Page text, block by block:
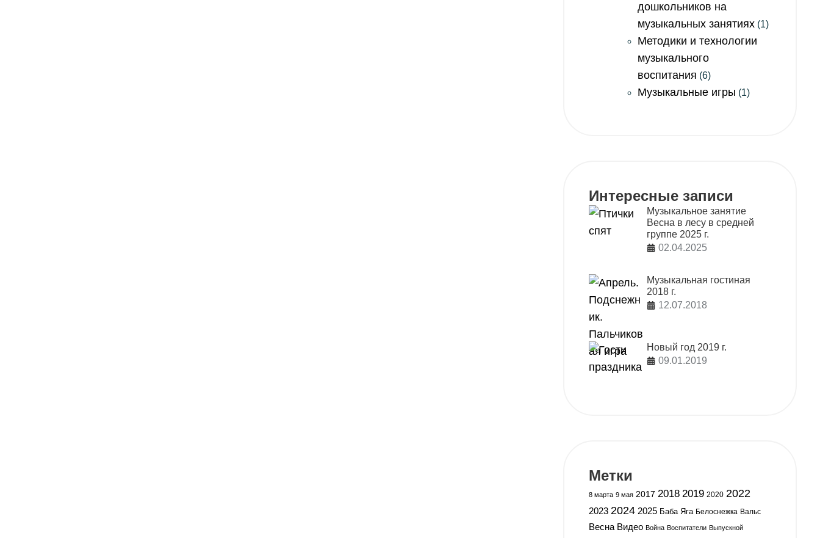
дошкольников на
музыкальных занятиях (1)
Методики и технологии
музыкального
воспитания (6)
Музыкальные игры (1)
Интересные записи
Музыкальное занятие
Весна в лесу в средней
группе 2025 г.
02.04.2025
Музыкальная гостиная
2018 г.
12.07.2018
Новый год 2019 г.
09.01.2019
Метки
8 марта 9 мая 2017 2018 2019 2020 2022
2023 2024 2025 Баба Яга Белоснежка Вальс
Весна Видео Война Воспитатели Выпускной